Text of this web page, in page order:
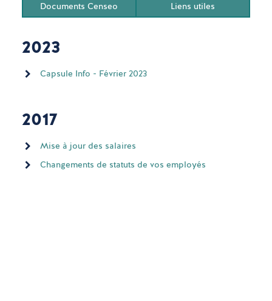
Documents Censeo
Liens utiles
2023
Capsule Info - Février 2023
2017
Mise à jour des salaires
Changements de statuts de vos employés